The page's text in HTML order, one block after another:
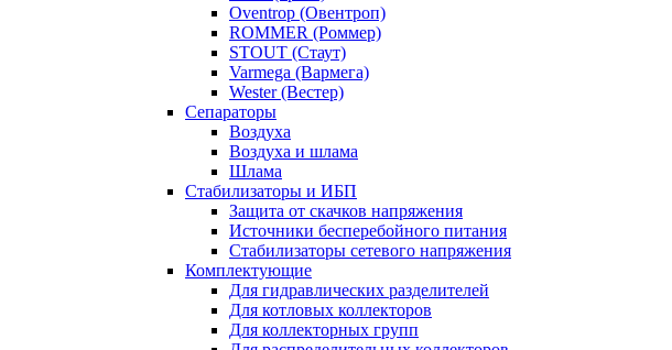
Oventrop (Овентроп)
ROMMER (Роммер)
STOUT (Стаут)
Varmega (Вармега)
Wester (Вестер)
Сепараторы
Воздуха
Воздуха и шлама
Шлама
Стабилизаторы и ИБП
Защита от скачков напряжения
Источники бесперебойного питания
Стабилизаторы сетевого напряжения
Комплектующие
Для гидравлических разделителей
Для котловых коллекторов
Для коллекторных групп